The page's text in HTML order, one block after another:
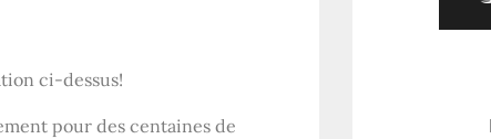
ci-dessus!
pour des centaines de